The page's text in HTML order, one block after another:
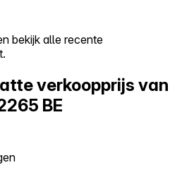
bekijk alle recente
verkoopprijs van
BE